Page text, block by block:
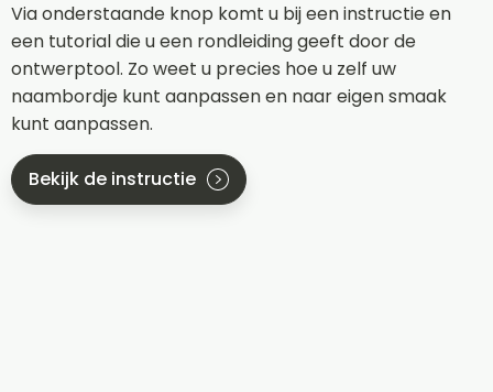
Via onderstaande knop komt u bij een instructie en
een tutorial die u een rondleiding geeft door de
ontwerptool. Zo weet u precies hoe u zelf uw
naambordje kunt aanpassen en naar eigen smaak
kunt aanpassen.
Bekijk de instructie